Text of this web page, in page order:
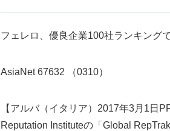
フェレロ、優良企業100社ランキング
AsiaNet 67632 （0310）
【アルバ（イタリア）2017年3月1日
Reputation Instituteの「Global